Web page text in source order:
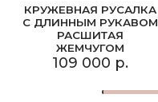
КРУЖЕВНАЯ РУСАЛКА
С ДЛИННЫМ РУКАВОМ
РАСШИТАЯ
ЖЕМЧУГОМ
109 000 р.